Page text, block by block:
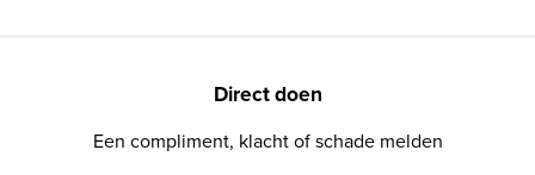
Direct doen
Een compliment, klacht of schade melden